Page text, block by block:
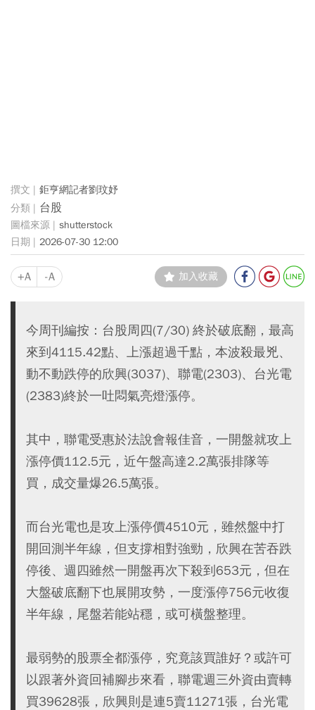
鉅亨網記者劉玟妤
台股
shutterstock
2026-07-30 12:00
+A -A 加入收藏
今周刊編按：台股周四(7/30) 終於破底翻，最高
來到4115.42點、上漲超過千點，本波殺最兇、
動不動跌停的欣興(3037)、聯電(2303)、台光電
(2383)終於一吐悶氣亮燈漲停。
其中，聯電受惠於法說會報佳音，一開盤就攻上
漲停價112.5元，近午盤高達2.2萬張排隊等
買，成交量爆26.5萬張。
而台光電也是攻上漲停價4510元，雖然盤中打
開回測半年線，但支撐相對強勁，欣興在苦吞跌
停後、週四雖然一開盤再次下殺到653元，但在
大盤破底翻下也展開攻勢，一度漲停756元收復
半年線，尾盤若能站穩，或可橫盤整理。
最弱勢的股票全都漲停，究竟該買誰好？或許可
以跟著外資回補腳步來看，聯電週三外資由賣轉
買39628張，欣興則是連5賣11271張，台光電